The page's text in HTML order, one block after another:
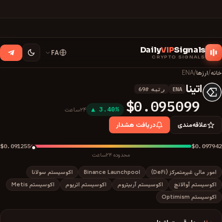
DailyVIPSignals
CRYPTO SIGNALS
FA
خانه/ارزها/
ENA
E اتینا ENA رتبه#
69
$0.095099
▲ 3.40% ۲۴ساعت
علاقه‌مندی دریافت هشدار
$0.091255 $0.097942
محدوده ۲۴ساعت
امور مالی غیرمتمرکز (DeFi) Binance Launchpool
اکوسیستم سولانا
اکوسیستم آوالانچ
اکوسیستم آربیتروم اکوسیستم اتریوم
اکوسیستم Metis
اکوسیستم Optimism